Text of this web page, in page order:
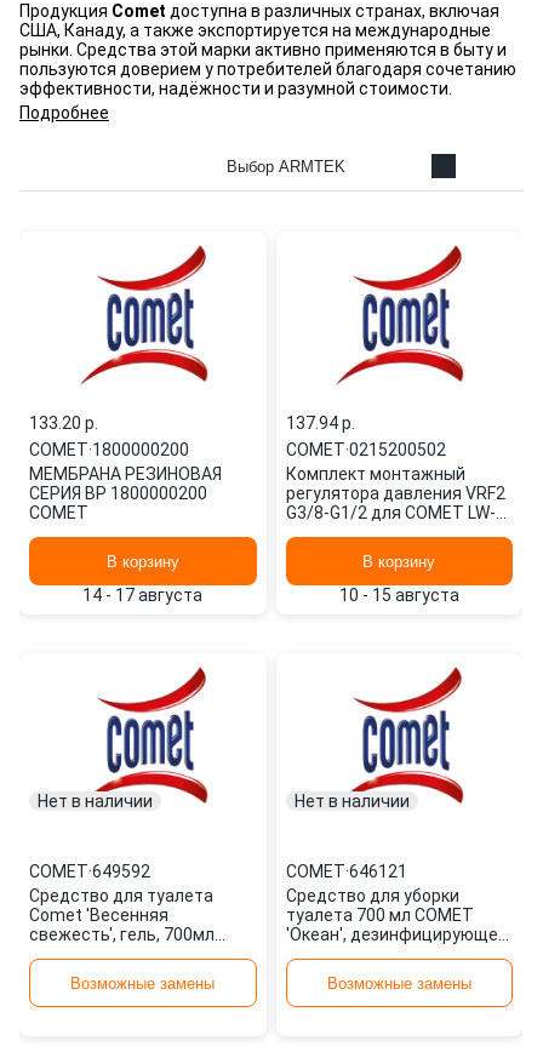
Продукция Comet доступна в различных странах, включая
США, Канаду, а также экспортируется на международные
рынки. Средства этой марки активно применяются в быту и
пользуются доверием у потребителей благодаря сочетанию
эффективности, надёжности и разумной стоимости.
Подробнее
Выбор ARMTEK
133.20 p.
COMET·1800000200
МЕМБРАНА РЕЗИНОВАЯ
СЕРИЯ ВР 1800000200
COMET
В корзину
14 - 17 августа
137.94 p.
COMET·0215200502
Комплект монтажный
регулятора давления VRF2
G3/8-G1/2 для COMET LW-
0215200502В корзину
10 - 15 августа
Нет в наличии
COMET·649592
Средство для туалета
Comet 'Весенняя
свежесть', гель, 700мл
Возможные замены
Нет в наличии
COMET·646121
Средство для уборки
туалета 700 мл COMET
'Океан', дезинфицирующее,
Возможные замены